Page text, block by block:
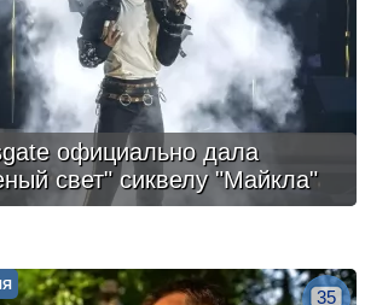
официально дала
свет" сиквелу "Майкла"
35